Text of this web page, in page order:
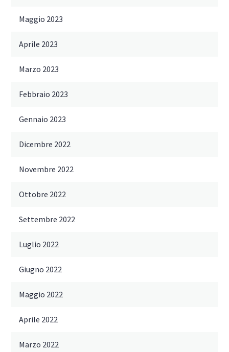
Maggio 2023
Aprile 2023
Marzo 2023
Febbraio 2023
Gennaio 2023
Dicembre 2022
Novembre 2022
Ottobre 2022
Settembre 2022
Luglio 2022
Giugno 2022
Maggio 2022
Aprile 2022
Marzo 2022